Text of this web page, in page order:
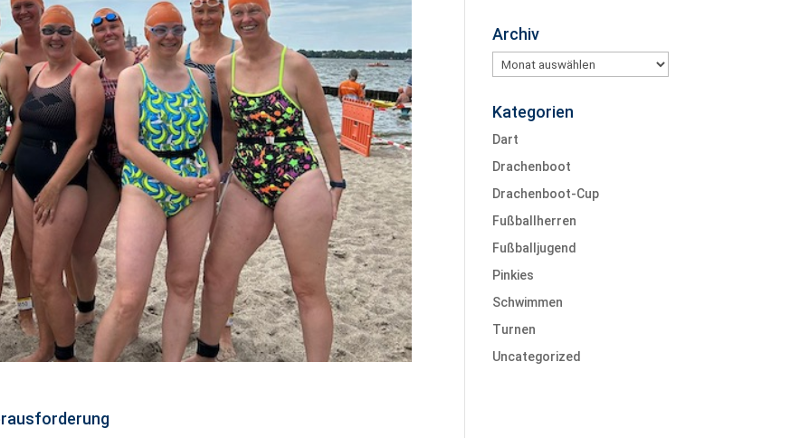
Archiv
Archiv
Kategorien
Dart
Drachenboot
Drachenboot-Cup
Fußballherren
Fußballjugend
Pinkies
Schwimmen
Turnen
Uncategorized